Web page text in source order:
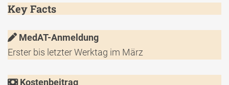
Key Facts
MedAT-Anmeldung
Erster bis letzter Werktag im März
Kostenbeitrag